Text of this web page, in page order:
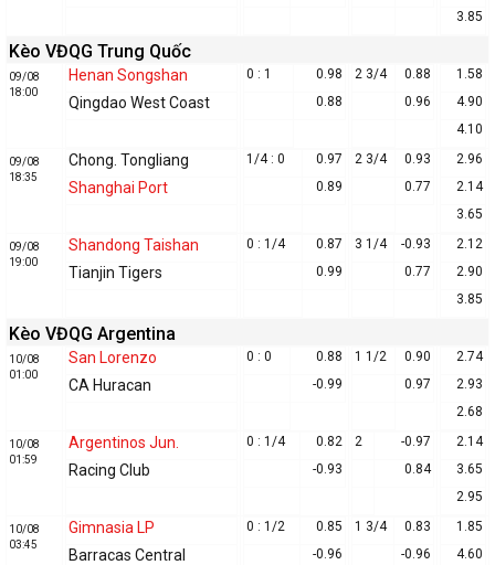
3.85
Kèo VĐQG Trung Quốc
09/08
18:00
Henan Songshan
Qingdao West Coast
0 : 1
0.98
0.88
2 3/4
0.88
0.96
1.58
4.90
4.10
09/08
18:35
Chong. Tongliang
Shanghai Port
1/4 : 0
0.97
0.89
2 3/4
0.93
0.77
2.96
2.14
3.65
09/08
19:00
Shandong Taishan
Tianjin Tigers
0 : 1/4
0.87
0.99
3 1/4
-0.93
0.77
2.12
2.90
3.85
Kèo VĐQG Argentina
10/08
01:00
San Lorenzo
CA Huracan
0 : 0
0.88
-0.99
1 1/2
0.90
0.97
2.74
2.93
2.68
10/08
01:59
Argentinos Jun.
Racing Club
0 : 1/4
0.82
-0.93
2
-0.97
0.84
2.14
3.65
2.95
10/08
03:45
Gimnasia LP
Barracas Central
0 : 1/2
0.85
-0.96
1 3/4
0.83
-0.96
1.85
4.60